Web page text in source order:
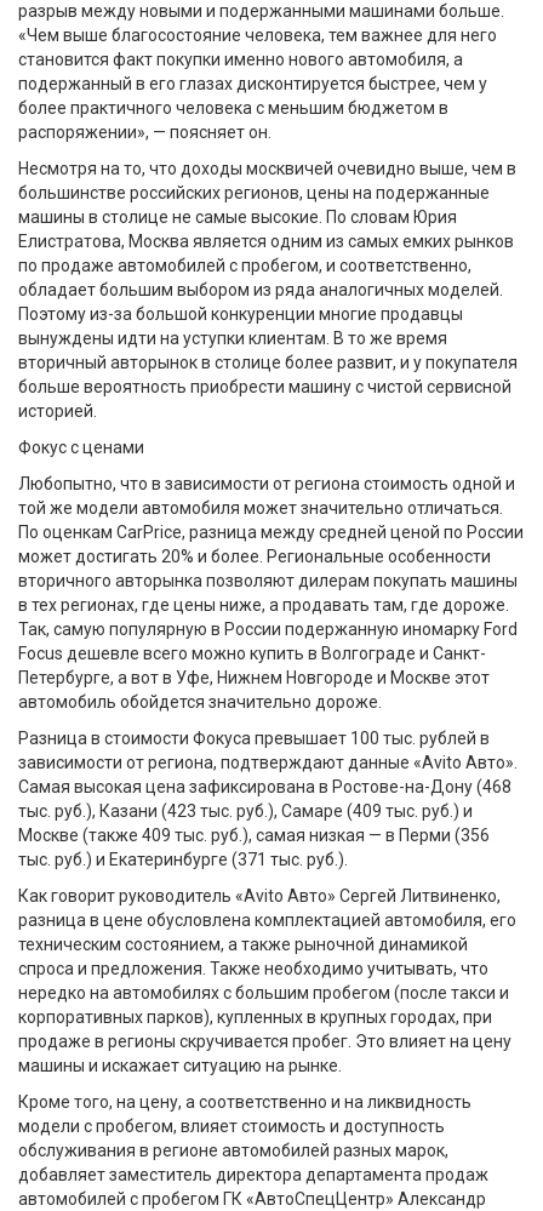
разрыв между новыми и подержанными машинами больше.
«Чем выше благосостояние человека, тем важнее для него
становится факт покупки именно нового автомобиля, а
подержанный в его глазах дисконтируется быстрее, чем у
более практичного человека с меньшим бюджетом в
распоряжении», — поясняет он.
Несмотря на то, что доходы москвичей очевидно выше, чем в
большинстве российских регионов, цены на подержанные
машины в столице не самые высокие. По словам Юрия
Елистратова, Москва является одним из самых емких рынков
по продаже автомобилей с пробегом, и соответственно,
обладает большим выбором из ряда аналогичных моделей.
Поэтому из-за большой конкуренции многие продавцы
вынуждены идти на уступки клиентам. В то же время
вторичный авторынок в столице более развит, и у покупателя
больше вероятность приобрести машину с чистой сервисной
историей.
Фокус с ценами
Любопытно, что в зависимости от региона стоимость одной и
той же модели автомобиля может значительно отличаться.
По оценкам CarPrice, разница между средней ценой по России
может достигать 20% и более. Региональные особенности
вторичного авторынка позволяют дилерам покупать машины
в тех регионах, где цены ниже, а продавать там, где дороже.
Так, самую популярную в России подержанную иномарку Ford
Focus дешевле всего можно купить в Волгограде и Санкт-
Петербурге, а вот в Уфе, Нижнем Новгороде и Москве этот
автомобиль обойдется значительно дороже.
Разница в стоимости Фокуса превышает 100 тыс. рублей в
зависимости от региона, подтверждают данные «Avito Авто».
Самая высокая цена зафиксирована в Ростове-на-Дону (468
тыс. руб.), Казани (423 тыс. руб.), Самаре (409 тыс. руб.) и
Москве (также 409 тыс. руб.), самая низкая — в Перми (356
тыс. руб.) и Екатеринбурге (371 тыс. руб.).
Как говорит руководитель «Avito Авто» Сергей Литвиненко,
разница в цене обусловлена комплектацией автомобиля, его
техническим состоянием, а также рыночной динамикой
спроса и предложения. Также необходимо учитывать, что
нередко на автомобилях с большим пробегом (после такси и
корпоративных парков), купленных в крупных городах, при
продаже в регионы скручивается пробег. Это влияет на цену
машины и искажает ситуацию на рынке.
Кроме того, на цену, а соответственно и на ликвидность
модели с пробегом, влияет стоимость и доступность
обслуживания в регионе автомобилей разных марок,
добавляет заместитель директора департамента продаж
автомобилей с пробегом ГК «АвтоСпецЦентр» Александр